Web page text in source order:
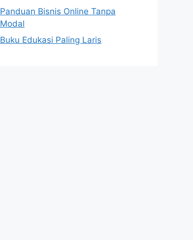
Panduan Bisnis Online Tanpa
Modal
Buku Edukasi Paling Laris